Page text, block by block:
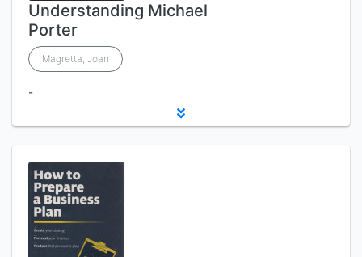
Understanding Michael
Porter
Magretta, Joan
-